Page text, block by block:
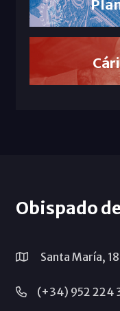
Obispado
Santa María,
(+34) 952 224